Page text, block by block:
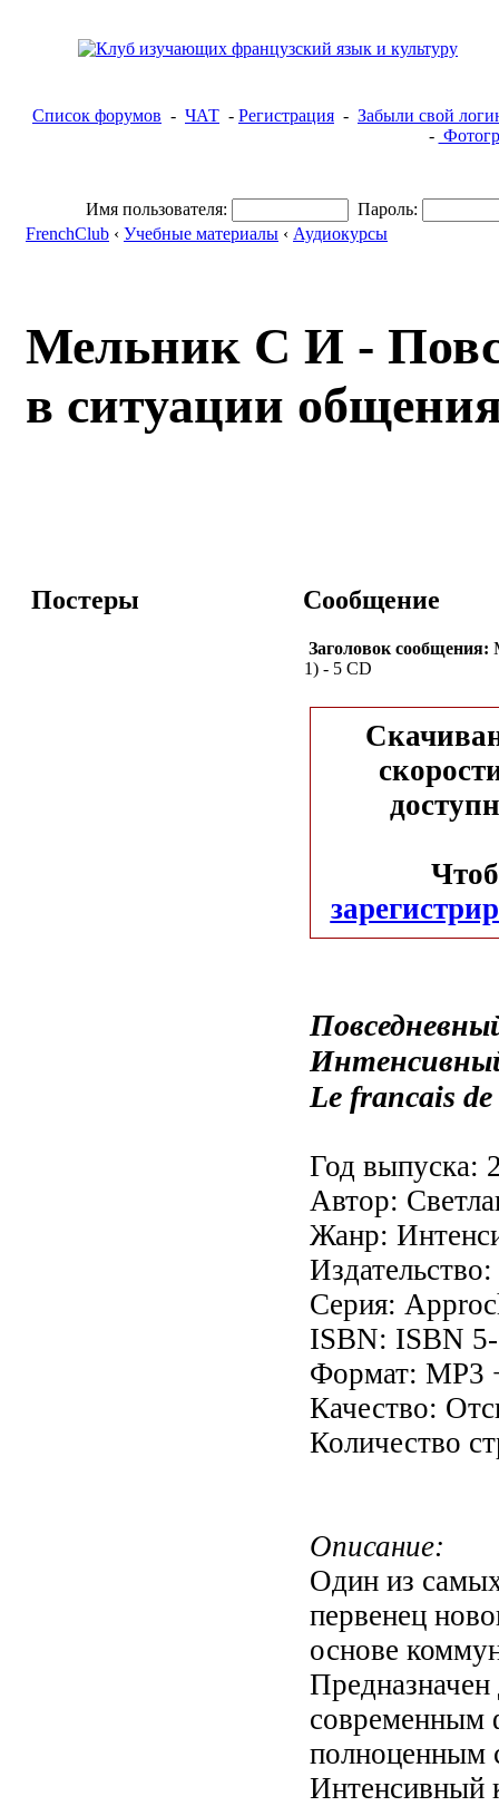
Список форумов - ЧАТ - Регистрация - Забыли свой
-
Имя пользователя:
Пароль:
FrenchClub ‹ Учебные материалы ‹ Аудиокурсы
Мельник С И -
в ситуации
Постеры Сообщение
Заголовок сообщения:
1) - 5 CD
Le francais
Год выпуска:
Автор:
Жанр:
Серия:
ISBN: ISBN
Формат: MP3
Качество:
Количество
Описание:
Один из
первенец
основе
Предназначен
современным
полноценным
Интенсивный